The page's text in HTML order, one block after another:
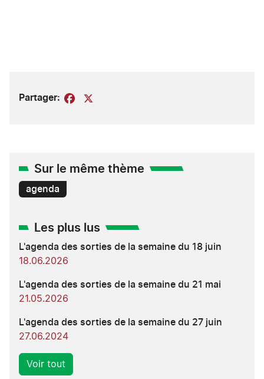
Partager: Facebook
Sur le même thème
agenda
Les plus lus
L'agenda des sorties de la semaine du 18 juin
18.06.2026
L'agenda des sorties de la semaine du 21 mai
21.05.2026
L'agenda des sorties de la semaine du 27 juin
27.06.2024
Voir tout